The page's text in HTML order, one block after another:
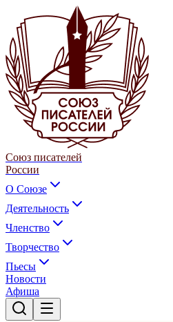
Союз писателей
России
О Союзе
Деятельность
Членство
Творчество
Пьесы
Новости
Афиша